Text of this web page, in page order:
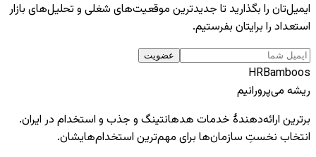
ایمیل‌تان را بگذارید تا جدیدترین موقعیت‌های شغلی و تحلیل‌های بازار
استعداد را برایتان بفرستیم.
عضویت
HRBamboos
ریشه می‌پرورانیم
برترین ارائه‌دهندهٔ خدمات هدهانتینگ و جذب و استخدام در ایران.
انتخاب نخستِ سازمان‌ها برای مهم‌ترین استخدام‌هایشان.